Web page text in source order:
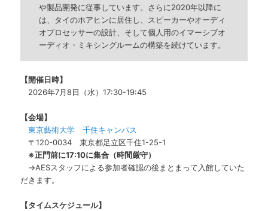
や製品開発に従事しています。さらに2020年以降に
は、タイのホアヒンに居住し、スピーカーやオーディ
オプロセッサーの設計、そして個人用のイマーシブオ
ーディオ・ミキシングルームの構築を続けています。
【開催日時】
2026年7月8日（水）17:30-19:45
【会場】
東京藝術大学 千住キャンパス
〒120-0034 東京都足立区千住1-25-1
※正門前に17:10に集合（時間厳守）
→AESスタッフによる参加者確認の後まとまって入館していた
だきます。
【タイムスケジュール】